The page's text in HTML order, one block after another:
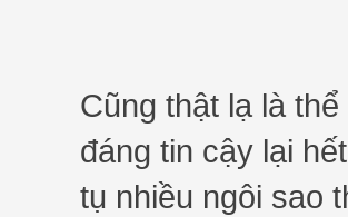
Cũng thật lạ là
đáng tin cậy lại
tụ nhiều ngôi sao